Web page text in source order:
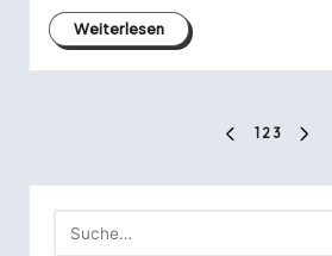
Weiterlesen
Seitennummerierung
der
Beiträge
PREVIOUS
1 2 3